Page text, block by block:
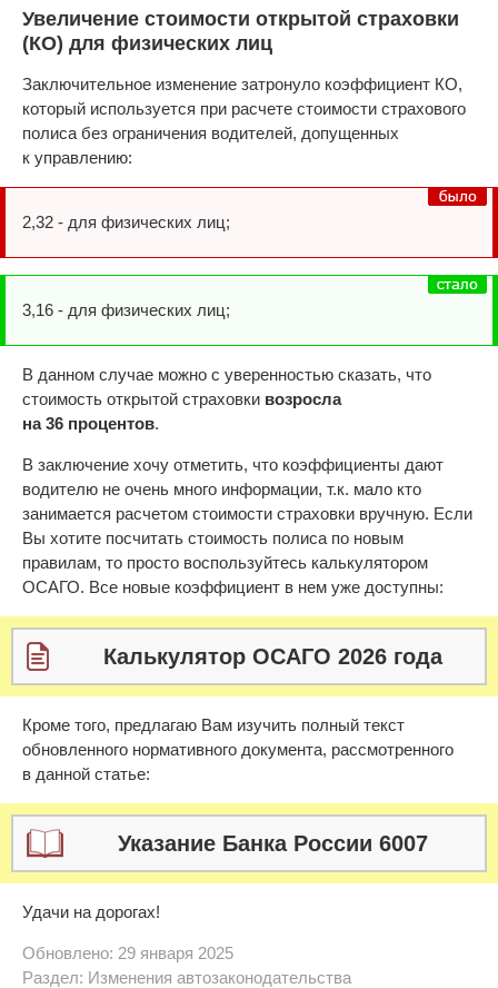
Увеличение стоимости открытой страховки
(КО) для физических лиц
Заключительное изменение затронуло коэффициент КО,
который используется при расчете стоимости страхового
полиса без ограничения водителей, допущенных
к управлению:
2,32 - для физических лиц;
3,16 - для физических лиц;
В данном случае можно с уверенностью сказать, что
стоимость открытой страховки возросла
на 36 процентов.
В заключение хочу отметить, что коэффициенты дают
водителю не очень много информации, т.к. мало кто
занимается расчетом стоимости страховки вручную. Если
Вы хотите посчитать стоимость полиса по новым
правилам, то просто воспользуйтесь калькулятором
ОСАГО. Все новые коэффициент в нем уже доступны:
Калькулятор ОСАГО 2026 года
Кроме того, предлагаю Вам изучить полный текст
обновленного нормативного документа, рассмотренного
в данной статье:
Указание Банка России 6007
Удачи на дорогах!
Обновлено: 29 января 2025
Раздел: Изменения автозаконодательства